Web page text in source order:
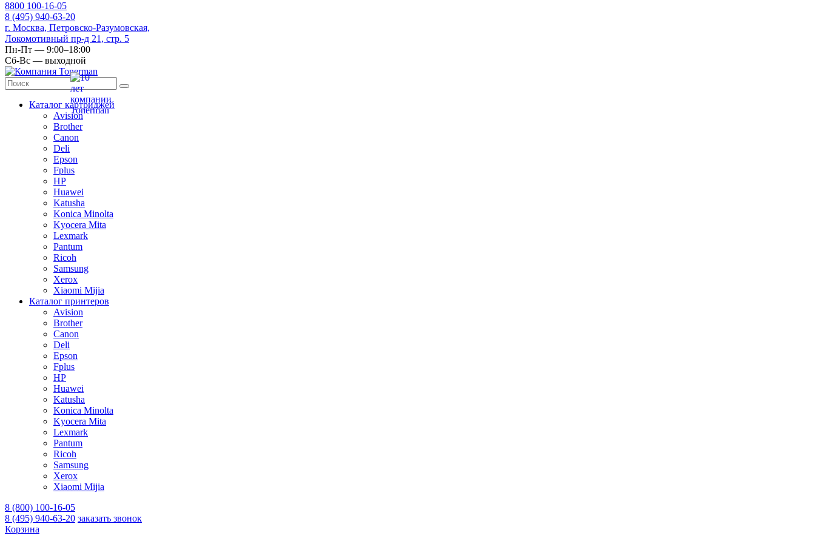
8800 100-16-05
8 (495) 940-63-20
г. Москва, Петровско-Разумовская,
Локомотивный пр-д 21, стр. 5
Пн-Пт — 9:00–18:00
Сб-Вс — выходной
Каталог картриджей
Avision
Brother
Canon
Deli
Epson
Fplus
HP
Huawei
Katusha
Konica Minolta
Kyocera Mita
Lexmark
Pantum
Ricoh
Samsung
Xerox
Xiaomi Mijia
Каталог принтеров
Avision
Brother
Canon
Deli
Epson
Fplus
HP
Huawei
Katusha
Konica Minolta
Kyocera Mita
Lexmark
Pantum
Ricoh
Samsung
Xerox
Xiaomi Mijia
8 (800) 100-16-05
8 (495) 940-63-20 заказать звонок
Корзина